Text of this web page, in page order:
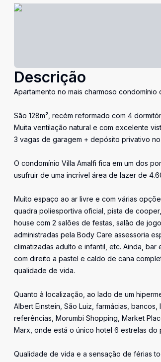
Descrição
Apartamento no mais charmoso
São 128m², recém reformado com 4
Muita ventilação natural e com excelente
3 vagas de garagem + depósito privativo
O condomínio Villa Amalfi fica em um dos
usufruir de uma incrível área de lazer de
Muito espaço ao ar livre e com várias
quadra poliesportiva oficial, pista de
house com 2 salões de festas, salão de
administradas pela Body Care assessoria
climatizadas adulto e infantil, etc. Ainda,
com direito a pastel e caldo de cana
qualidade de vida.
Quanto à localização, ao lado de um
Albert Einstein, São Luiz, farmácias,
referências, Morumbi Shopping, Market
Marx, onde está o único hotel 6 estrelas do
Qualidade de vida e a sensação de férias